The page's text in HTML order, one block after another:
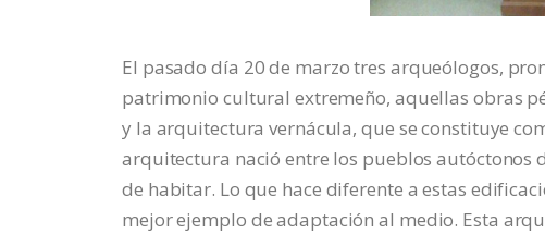
El pasado día 20 de marzo tres arqueólogos,
patrimonio cultural extremeño, aquellas obras
y la arquitectura vernácula, que se constituye
arquitectura nació entre los pueblos autóctonos
de habitar. Lo que hace diferente a estas
mejor ejemplo de adaptación al medio. Esta